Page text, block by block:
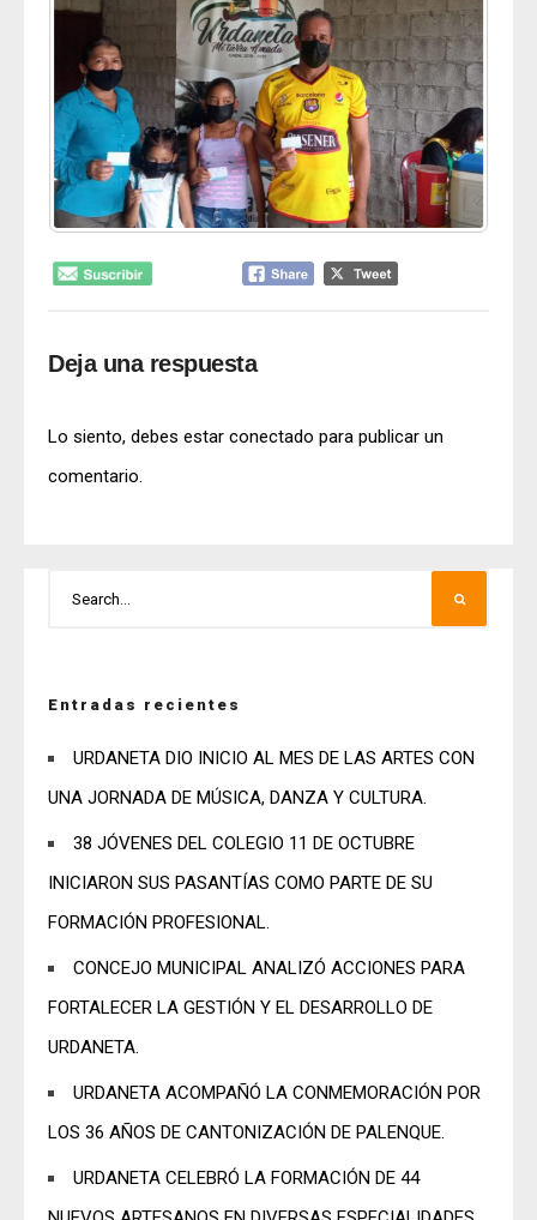
Deja una respuesta
Lo siento, debes estar conectado para publicar un
comentario.
Entradas recientes
URDANETA DIO INICIO AL MES DE LAS ARTES CON
UNA JORNADA DE MÚSICA, DANZA Y CULTURA.
38 JÓVENES DEL COLEGIO 11 DE OCTUBRE
INICIARON SUS PASANTÍAS COMO PARTE DE SU
FORMACIÓN PROFESIONAL.
CONCEJO MUNICIPAL ANALIZÓ ACCIONES PARA
FORTALECER LA GESTIÓN Y EL DESARROLLO DE
URDANETA.
URDANETA ACOMPAÑÓ LA CONMEMORACIÓN POR
LOS 36 AÑOS DE CANTONIZACIÓN DE PALENQUE.
URDANETA CELEBRÓ LA FORMACIÓN DE 44